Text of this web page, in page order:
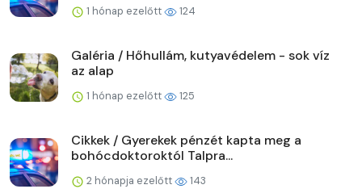
1 hónap ezelőtt 124
Galéria / Hőhullám, kutyavédelem - sok víz
az alap
1 hónap ezelőtt 125
Cikkek / Gyerekek pénzét kapta meg a
bohócdoktoroktól Talpra...
2 hónapja ezelőtt 143